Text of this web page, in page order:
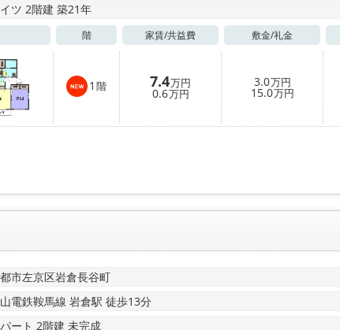
ツ 2階建 築21年
階 家賃/共益費 敷金/礼金
1 階 7.4万円
0.6万円
3.0万円
15.0万円
市左京区岩倉長谷町
電鉄鞍馬線 岩倉駅 徒歩13分
ート 2階建 未完成